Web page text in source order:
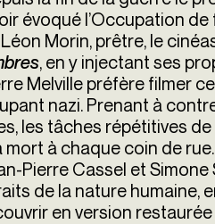
évoqué l’Occupation
Morin, prêtre, le
, en y injectant ses
Melville préfère filmer
nazi. Prenant à
les tâches répétitives
à chaque coin de
Pierre Cassel et Simone
de la nature humaine,
en version restaurée